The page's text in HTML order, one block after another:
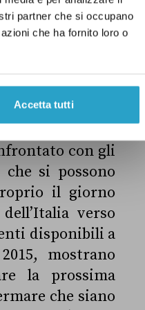
partner che si occupano
che ha fornito loro o
Accetta tutti
per l’export
con gli
si possono
il giorno
verso
disponibili a
mostrano
la prossima
che siano